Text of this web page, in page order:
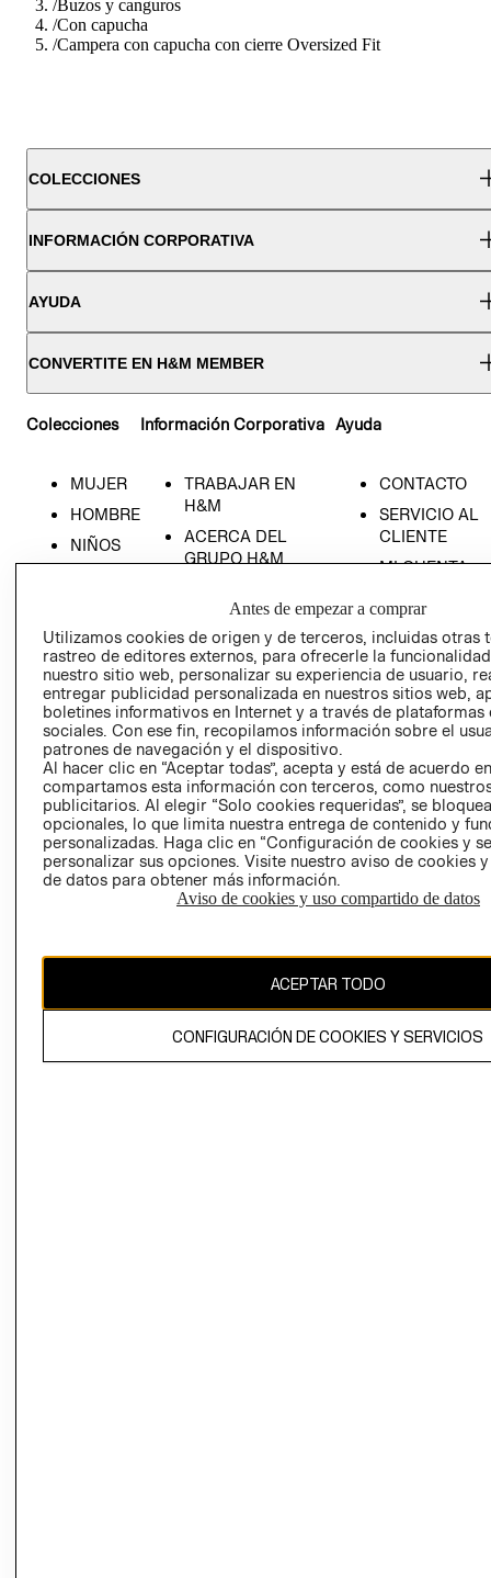
/Buzos y canguros
/Con capucha
/Campera con capucha con cierre Oversized Fit
COLECCIONES
INFORMACIÓN CORPORATIVA
AYUDA
CONVERTITE EN H&M MEMBER
Colecciones
MUJER
HOMBRE
NIÑOS
Información Corporativa
TRABAJAR EN
H&M
ACERCA DEL
GRUPO H&M
SOCIAL
PRENSA
RELACIÓN CON
INVERSIONISTAS
POLÍTICA
EMPRESARIAL
Ayuda
CONTACTO
SERVICIO AL
CLIENTE
MI CUENTA
TIENDAS
- RETIRO EN
TIENDA
TÉRMINOS Y
AVISO DE
PRIVACIDAD
GIFT CARD
AVISO DE
Antes de empezar a comprar
Utilizamos cookies de origen y de terceros, incluidas otras
rastreo de editores externos, para ofrecerle la
nuestro sitio web, personalizar su experiencia de usuario,
entregar publicidad personalizada en nuestros sitios web,
boletines informativos en Internet y a través de plataformas
sociales. Con ese fin, recopilamos información sobre el
patrones de navegación y el dispositivo.
Al hacer clic en “Aceptar todas”, acepta y está de acuerdo
compartamos esta información con terceros, como
publicitarios. Al elegir “Solo cookies requeridas”, se
opcionales, lo que limita nuestra entrega de contenido y
personalizadas. Haga clic en “Configuración de cookies y
personalizar sus opciones. Visite nuestro aviso de cookies
de datos para obtener más información.
Aviso de cookies y uso compartido de datos
ACEPTAR TODO
CONFIGURACIÓN DE COOKIES Y SERVICIOS